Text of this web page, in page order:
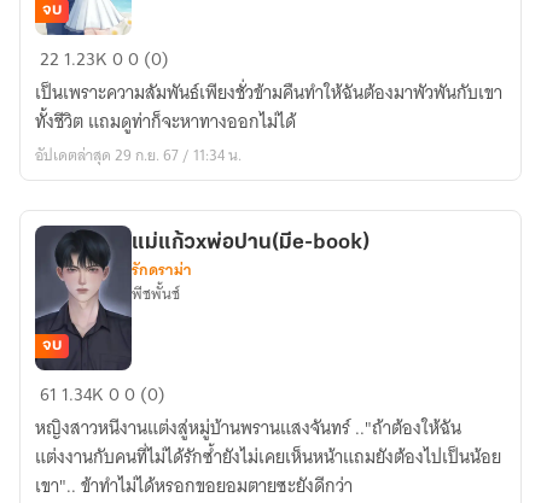
กิ่ง
ทองใบ
กล้วย(มีe-
book)
จบ
22 1.23K00 (0)
เป็นเพราะความสัมพันธ์เพียงชั่วข้ามคืนทำให้ฉันต้องมาพัวพันกับเขา
ทั้งชีวิต แถมดูท่าก็จะหาทางออกไม่ได้
อัปเดตล่าสุด 29 ก.ย. 67 / 11:34 น.
แม่
แก้วxพ่อ
ปาน(มีe-
book)
จบ
แม่แก้วxพ่อปาน(มีe-book)
รักดราม่า
พีชพั้นช์
61 1.34K00 (0)
หญิงสาวหนีงานแต่งสู่หมู่บ้านพรานแสงจันทร์ .."ถ้าต้องให้ฉัน
แต่งงานกับคนที่ไม่ได้รักซ้ำยังไม่เคยเห็นหน้าแถมยังต้องไปเป็นน้อย
เขา".. ข้าทำไม่ได้หรอกขอยอมตายซะยังดีกว่า